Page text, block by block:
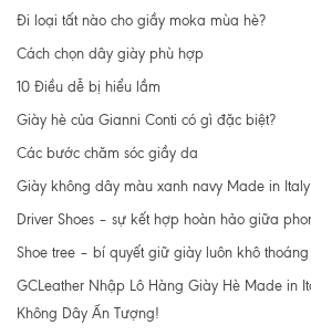
Đi loại tất nào cho giầy moka mùa hè?
Cách chọn dây giày phù hợp
10 Điều dễ bị hiểu lầm
Giày hè của Gianni Conti có gì đặc biệt?
Các bước chăm sóc giầy da
Giày không dây màu xanh navy Made in Italy
Driver Shoes – sự kết hợp hoàn hảo giữa
Shoe tree – bí quyết giữ giày luôn khô
GCLeather Nhập Lô Hàng Giày Hè Made in
Không Dây Ấn Tượng!